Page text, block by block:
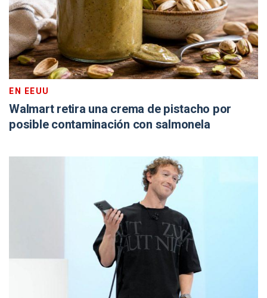
EN EEUU
Walmart retira una crema de pistacho por
posible contaminación con salmonela